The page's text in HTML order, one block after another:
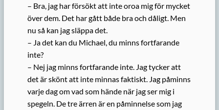
– Bra, jag har försökt att inte oroa mig för mycket
över dem. Det har gått både bra och dåligt. Men
nu så kan jag släppa det.
– Ja det kan du Michael, du minns fortfarande
inte?
– Nej jag minns fortfarande inte. Jag tycker att
det är skönt att inte minnas faktiskt. Jag påminns
varje dag om vad som hände när jag ser mig i
spegeln. De tre ärren är en påminnelse som jag